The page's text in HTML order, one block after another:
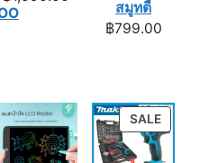
สมูทตี้
฿799.00
SALE
ON
SALE